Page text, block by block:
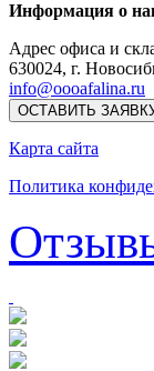
Информация о
Адрес офиса и
630024, г.
info@oooafalina.ru
ОСТАВИТЬ
Карта сайта
Политика